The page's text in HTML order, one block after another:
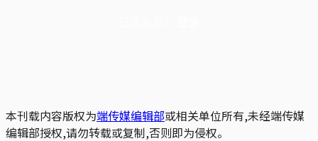
本刊载内容版权为端传媒编辑部或相关单位所有,未经端传媒
编辑部授权,请勿转载或复制,否则即为侵权。